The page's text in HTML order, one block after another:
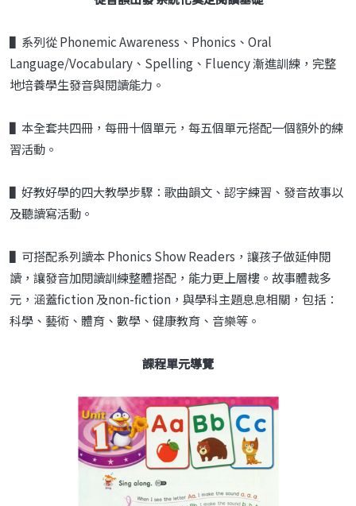
▌系列從 Phonemic Awareness、Phonics、Oral
Language/Vocabulary、Spelling、Fluency 漸進訓練，完整
地培養學生發音與閱讀能力。
▌本全套共四冊，每冊十個單元，每五個單元搭配一個額外的練
習活動。
▌好教好學的四大教學步驟：歌曲韻文、認字練習、發音故事以
及聽讀寫活動。
▌可搭配系列讀本 Phonics Show Readers，讓孩子做延伸閱
讀，讓發音加閱讀訓練整體搭配，能力更上層樓。故事體裁多
元，涵蓋fiction 及non-fiction，與學科主題息息相關，包括：
科學、藝術、體育、數學、健康教育、音樂等。
課程單元導覽